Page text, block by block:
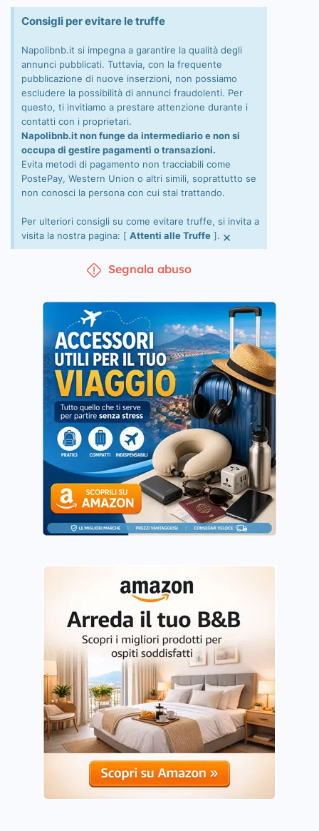
Consigli per evitare le truffe
Napolibnb.it si impegna a garantire la qualità degli
annunci pubblicati. Tuttavia, con la frequente
pubblicazione di nuove inserzioni, non possiamo
escludere la possibilità di annunci fraudolenti. Per
questo, ti invitiamo a prestare attenzione durante i
contatti con i proprietari.
Napolibnb.it non funge da intermediario e non si
occupa di gestire pagamenti o transazioni.
Evita metodi di pagamento non tracciabili come
PostePay, Western Union o altri simili, soprattutto se
non conosci la persona con cui stai trattando.
Per ulteriori consigli su come evitare truffe, si invita a
visita la nostra pagina: [ Attenti alle Truffe ]. ×
Segnala abuso